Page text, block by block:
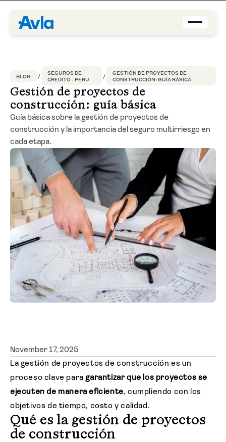
Brokers
Quiénes Somos
Centro de Ayuda
ES-PE
Solicitar cotización
BLOG
SEGUROS DE
CREDITO - PERU
GESTIÓN DE PROYECTOS DE
CONSTRUCCIÓN: GUÍA BÁSICA
Gestión de proyectos de
construcción: guía básica
Guía básica sobre la gestión de proyectos de
construcción y la importancia del seguro multirriesgo en
cada etapa.
November 17, 2025
La gestión de proyectos de construcción es un
proceso clave para garantizar que los proyectos se
ejecuten de manera eficiente, cumpliendo con los
objetivos de tiempo, costo y calidad.
Qué es la gestión de proyectos
de construcción